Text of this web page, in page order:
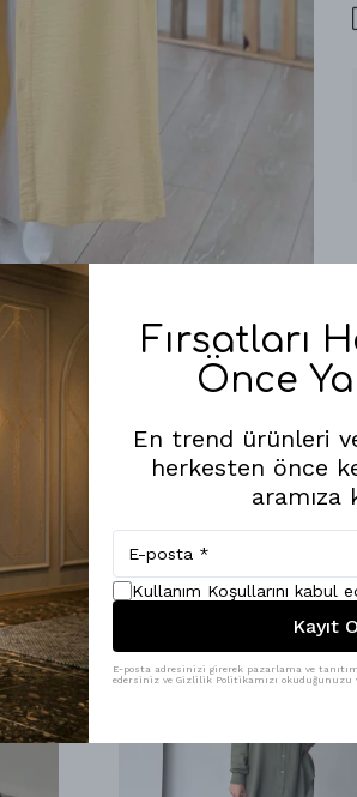
Ürünler
Fırsatları
Önce
En trend ürünleri
herkesten önce
aramıza
Kullanım Koşullarını kabul
Kayıt
E-posta adresinizi girerek pazarlama ve
edersiniz ve Gizlilik Politikamızı okuduğunuzu